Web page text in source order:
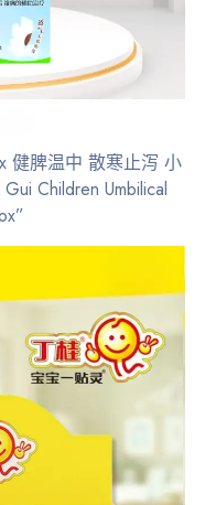
健脾温中 散寒止泻 小
Children Umbilical